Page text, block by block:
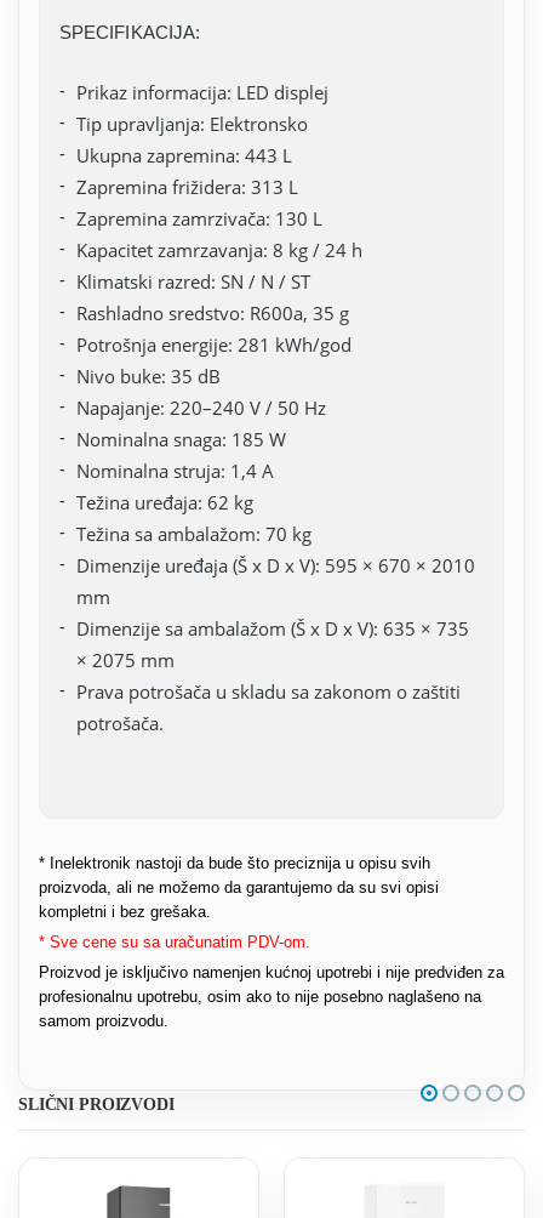
SPECIFIKACIJA:
Prikaz informacija: LED displej
Tip upravljanja: Elektronsko
Ukupna zapremina: 443 L
Zapremina frižidera: 313 L
Zapremina zamrzivača: 130 L
Kapacitet zamrzavanja: 8 kg / 24 h
Klimatski razred: SN / N / ST
Rashladno sredstvo: R600a, 35 g
Potrošnja energije: 281 kWh/god
Nivo buke: 35 dB
Napajanje: 220–240 V / 50 Hz
Nominalna snaga: 185 W
Nominalna struja: 1,4 A
Težina uređaja: 62 kg
Težina sa ambalažom: 70 kg
Dimenzije uređaja (Š x D x V): 595 × 670 × 2010
mm
Dimenzije sa ambalažom (Š x D x V): 635 × 735
× 2075 mm
Prava potrošača u skladu sa zakonom o zaštiti
potrošača.
* Inelektronik nastoji da bude što preciznija u opisu svih
proizvoda, ali ne možemo da garantujemo da su svi opisi
kompletni i bez grešaka.
* Sve cene su sa uračunatim PDV-om.
Proizvod je isključivo namenjen kućnoj upotrebi i nije predviđen za
profesionalnu upotrebu, osim ako to nije posebno naglašeno na
samom proizvodu.
SLIČNI PROIZVODI